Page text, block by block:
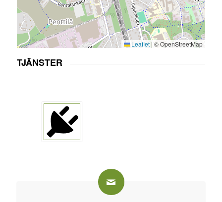
Leaflet | © OpenStreetMap
TJÄNSTER